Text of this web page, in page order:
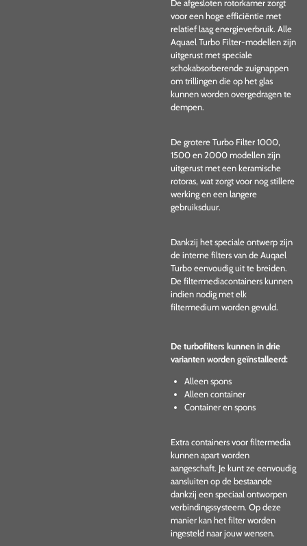
De afgesloten rotorkamer zorgt
voor een hoge efficiëntie met
relatief laag energieverbruik. Alle
Aquael Turbo Filter-modellen zijn
uitgerust met speciale
schokabsorberende zuignappen
om trillingen die op het glas
kunnen worden overgedragen te
dempen.
De grotere Turbo Filter 1000,
1500 en 2000 modellen zijn
uitgerust met een keramische
rotoras, wat zorgt voor nog stillere
werking en een langere
gebruiksduur.
Dankzij het speciale ontwerp zijn
de interne filters van de Auqael
Turbo eenvoudig uit te breiden.
De filtermediacontainers kunnen
indien nodig met elk
filtermedium worden gevuld.
De turbofilters kunnen in drie
varianten worden geïnstalleerd:
Alleen spons
Alleen container
Container en spons
Extra containers voor filtermedia
kunnen apart worden
aangeschaft. Je kunt ze eenvoudig
aansluiten op de bestaande
dankzij een speciaal ontworpen
verbindingssysteem. Op deze
manier kan het filter worden
ingesteld naar jouw wensen.